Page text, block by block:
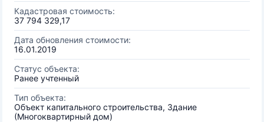
Кадастровая стоимость:
37 794 329,17
Дата обновления стоимости:
16.01.2019
Статус объекта:
Ранее учтенный
Тип объекта:
Объект капитального строительства, Здание
(Многоквартирный дом)